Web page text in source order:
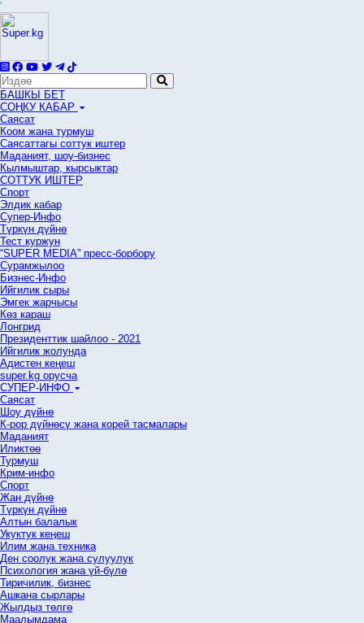
'
БАШКЫ БЕТ
СОҢКУ КАБАР
Саясат
Коом жана турмуш
Саясаттагы соттук иштер
Маданият, шоу-бизнес
Кылмыштар, кырсыктар
СОТТУК ИШТЕР
Спорт
Элдик кабар
Супер-Инфо
Түркүн дүйнө
Тест куржун
“SUPER MEDIA” пресс-борбору
Сурамжылоо
Бизнес-Инфо
Ийгилик сыры
Эмгек жарчысы
Көз караш
Лонгрид
Президенттик шайлоо - 2021
Ийгилик жолунда
Адистен кеңеш
super.kg орусча
СУПЕР-ИНФО
Саясат
Шоу дүйнө
К-рор дүйнөсү жана корей тасмалары
Маданият
Иликтөө
Турмуш
Крим-инфо
Спорт
Жан дүйнө
Түркүн дүйнө
Алтын балалык
Укуктук кеӊеш
Илим жана техника
Ден соолук жана сулуулук
Психология жана үй-бүлө
Тиричилик, бизнес
Ашкана сырлары
Жылдыз төлгө
Маалымдама